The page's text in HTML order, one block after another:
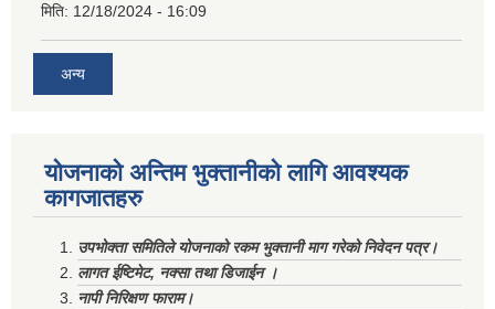
मिति: 12/18/2024 - 16:09
अन्य
योजनाको अन्तिम भुक्तानीको लागि आवश्यक
कागजातहरु
उपभोक्ता समितिले योजनाको रकम भुक्तानी माग गरेको निवेदन पत्र।
लागत ईष्टिमेट, नक्सा तथा डिजाईन ।
नापी निरिक्षण फाराम।